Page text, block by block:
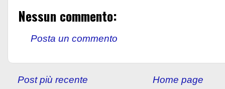
Nessun commento:
Posta un commento
Post più recente Home page